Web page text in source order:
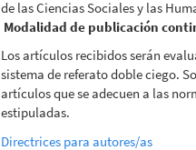
de las Ciencias Sociales y las
Modalidad de publicación
Los artículos recibidos serán
sistema de referato doble ciego.
artículos que se adecuen a las
estipuladas.
Directrices para autores/as